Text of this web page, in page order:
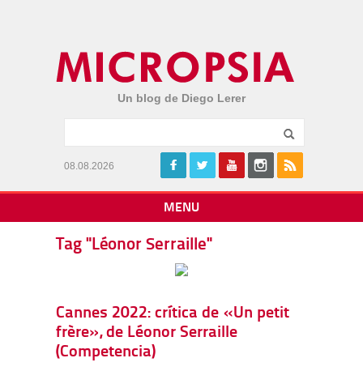
Un blog de Diego Lerer
08.08.2026
MENU
Tag "Léonor Serraille"
Cannes 2022: crítica de «Un petit
frère», de Léonor Serraille
(Competencia)